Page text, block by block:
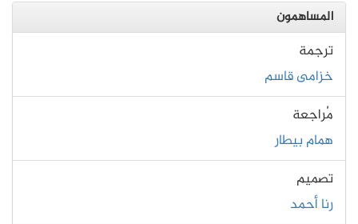
المساهمون
ترجمة
خزامى قاسم
مُراجعة
همام بيطار
تصميم
رنا أحمد